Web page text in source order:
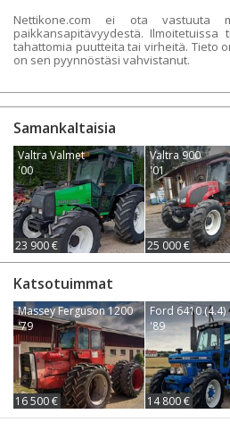
Nettikone.com ei ota vastuuta
paikkansapitävyydestä.
tahattomia puutteita tai virheitä. Tieto
on sen pyynnöstäsi vahvistanut.
Samankaltaisia
Valtra Valmet
'00
23 900 €
Valtra 900
'01
25 000 €
Katsotuimmat
Massey Ferguson 1200
'79
16 500 €
Ford 6410 (4.4)
'89
14 800 €